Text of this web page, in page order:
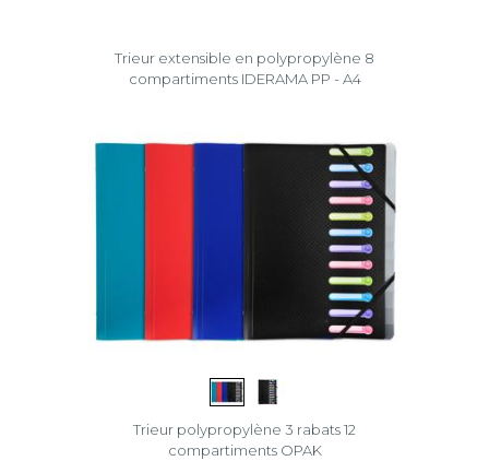
Trieur extensible en polypropylène 8
compartiments IDERAMA PP - A4
Trieur polypropylène 3 rabats 12
compartiments OPAK